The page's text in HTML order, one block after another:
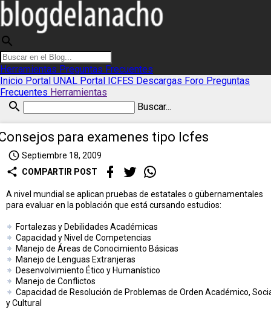
search
Herramientas Preguntas Frecuentes
Inicio Portal UNAL Portal ICFES Descargas Foro Preguntas
Frecuentes Herramientas
search Buscar...
para examenes tipo Icfes
access_time Septiembre 18, 2009
share COMPARTIR POST
A nivel mundial se aplican pruebas de estatales o gübernamentales
para evaluar en la población que está cursando estudios:
Fortalezas y Debilidades Académicas
Capacidad y Nivel de Competencias
Manejo de Áreas de Conocimiento Básicas
Manejo de Lenguas Extranjeras
Desenvolvimiento Ético y Humanístico
Manejo de Conflictos
Capacidad de Resolución de Problemas de Orden Académico,
y Cultural